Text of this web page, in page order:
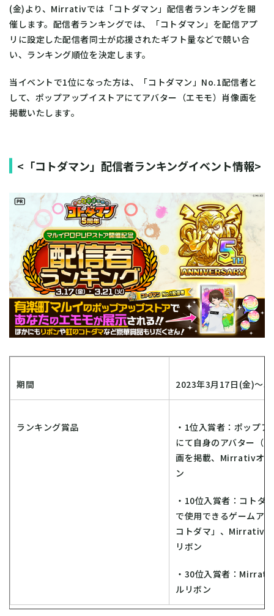
(金)より、Mirrativでは「コトダマン」配信者ランキングを開
催します。配信者ランキングでは、「コトダマン」を配信アプ
リに設定した配信者同士が応援されたギフト量などで競い合
い、ランキング順位を決定します。
当イベントで1位になった方は、「コトダマン」No.1配信者と
して、ポップアップイストアにてアバター（エモモ）肖像画を
掲載いたします。
<「コトダマン」配信者ランキングイベント情報>
期間 2023年3月17日(金)～3
ランキング賞品
・1位入賞者：ポップア
にて自身のアバター（
画を掲載、Mirrativオ
ン
・10位入賞者：コトダ
で使用できるゲームア
コトダマ」、Mirrativ
リボン
・30位入賞者：
ルリボン